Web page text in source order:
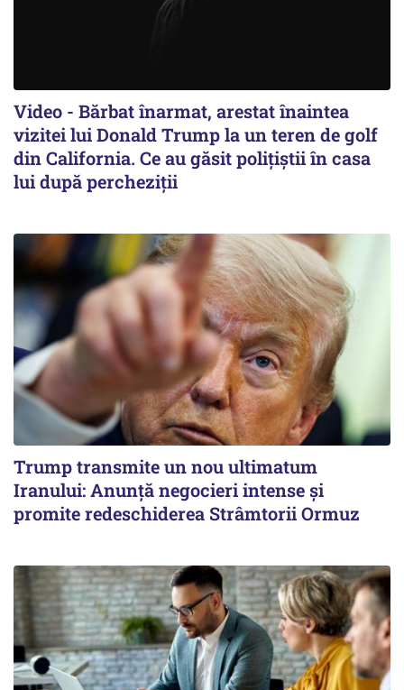
Video - Bărbat înarmat, arestat înaintea
vizitei lui Donald Trump la un teren de golf
din California. Ce au găsit polițiștii în casa
lui după percheziții
Trump transmite un nou ultimatum
Iranului: Anunță negocieri intense și
promite redeschiderea Strâmtorii Ormuz